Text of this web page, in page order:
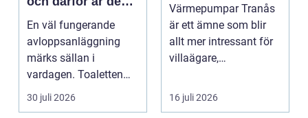
viktigare än många
tror
En väl fungerande
avloppsanläggning
märks sällan i
vardagen. Toaletten
spolas, vattnet rinner
undan ...
30 juli 2026
Värmepumpar Tranås
är ett ämne som blir
allt mer intressant för
villaägare,
o...
16 juli 2026